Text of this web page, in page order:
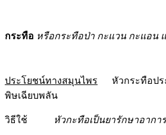
กระทือ หรือกระทือป่า กะแวน กะแอน
ประโยชน์ทางสมุนไพร หัวกระทือประ
พิษเฉียบพลัน
วิธีใช้ หัวกะทือเป็นยารักษาอากา